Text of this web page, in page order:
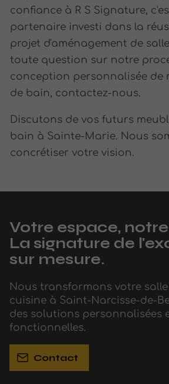
confiance à R S Signature,
partenaire investi dans la
projet d'aménagement de
toute question sur notre
conception personnalisée de
de bain, contactez-nous.
Discutons de vos futurs
bain à Sainte-Marie. Nous
concrétiser votre vision.
Votre espace,
La signature de
sur mesure.
Nous transformons votre
cuisine à Saint-Narcisse-de-
des solutions personnalisées
fonctionnelles.
Contact